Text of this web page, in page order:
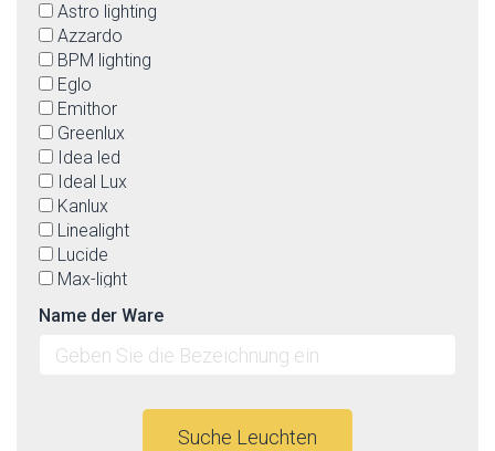
Astro lighting
Azzardo
BPM lighting
Eglo
Emithor
Greenlux
Idea led
Ideal Lux
Kanlux
Linealight
Lucide
Max-light
Nowodvorski
Orion
Panlux
Name der Ware
Suche Leuchten